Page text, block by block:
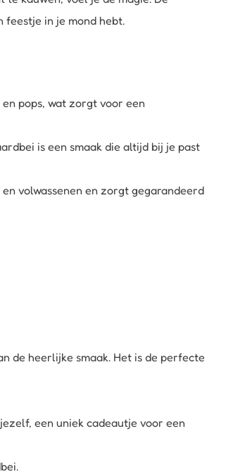
feestje in je mond hebt.
pops, wat zorgt voor een
is een smaak die altijd bij je past
volwassenen en zorgt gegarandeerd
de heerlijke smaak. Het is de perfecte
een uniek cadeautje voor een
.